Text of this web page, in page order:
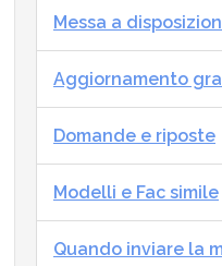
Messa a
Aggiornamento
Domande e riposte
Modelli e Fac simile
Quando inviare la